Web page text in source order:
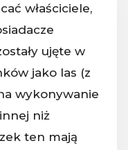
właściciele,
ujęte w
jako las (z
wykonywanie
niż
ten mają